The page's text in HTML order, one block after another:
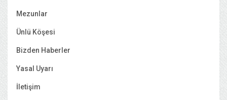
Mezunlar
Ünlü Köşesi
Bizden Haberler
Yasal Uyarı
İletişim